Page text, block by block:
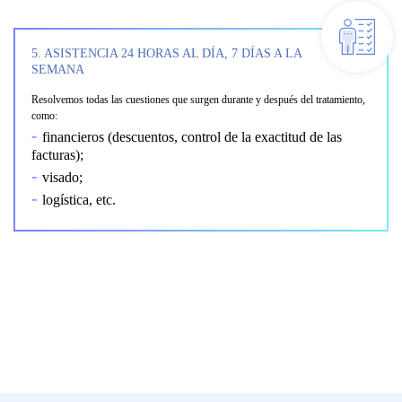
5. ASISTENCIA 24 HORAS AL DÍA, 7 DÍAS A LA
SEMANA
Resolvemos todas las cuestiones que surgen durante y después del tratamiento,
como:
financieros (descuentos, control de la exactitud de las
facturas);
visado;
logística, etc.